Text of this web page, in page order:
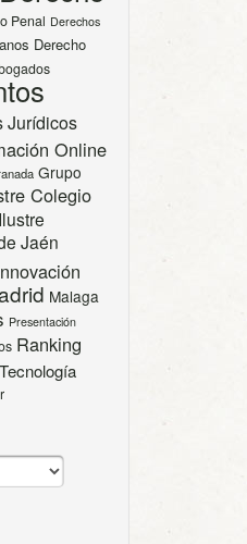
Penal Derechos
Derecho
Jurídicos
Online
Grupo
Colegio
Ilustre
Jaén
Malaga
Presentación
Ranking
Tecnología